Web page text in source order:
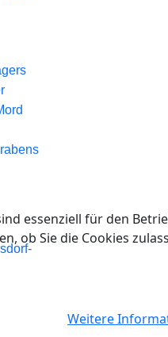
essenziell für den
ob Sie die Cookies
Weitere